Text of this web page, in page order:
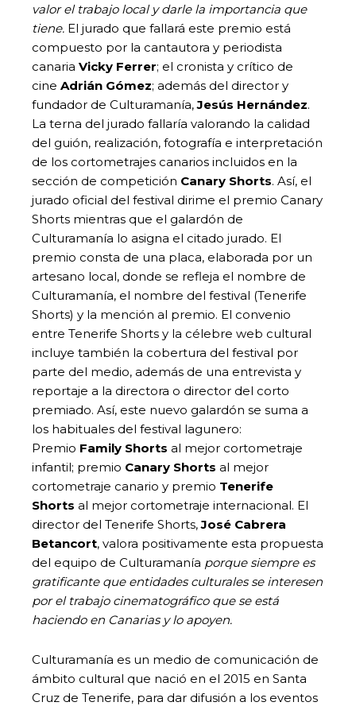
valor el trabajo local y darle la importancia que
tiene. El jurado que fallará este premio está
compuesto por la cantautora y periodista
canaria Vicky Ferrer; el cronista y crítico de
cine Adrián Gómez; además del director y
fundador de Culturamanía,Jesús Hernández.
La terna del jurado fallaría valorando la calidad
del guión, realización, fotografía e interpretación
de los cortometrajes canarios incluidos en la
sección de competición Canary Shorts. Así, el
jurado oficial del festival dirime el premio Canary
Shorts mientras que el galardón de
Culturamanía lo asigna el citado jurado. El
premio consta de una placa, elaborada por un
artesano local, donde se refleja el nombre de
Culturamanía, el nombre del festival (Tenerife
Shorts) y la mención al premio. El convenio
entre Tenerife Shorts y la célebre web cultural
incluye también la cobertura del festival por
parte del medio, además de una entrevista y
reportaje a la directora o director del corto
premiado. Así, este nuevo galardón se suma a
los habituales del festival lagunero:
Premio Family Shorts al mejor cortometraje
infantil; premio Canary Shorts al mejor
cortometraje canario y premio Tenerife
Shorts al mejor cortometraje internacional. El
director del Tenerife Shorts,José Cabrera
Betancort, valora positivamente esta propuesta
del equipo de Culturamanía porque siempre es
gratificante que entidades culturales se interesen
por el trabajo cinematográfico que se está
haciendo en Canarias y lo apoyen.
Culturamanía es un medio de comunicación de
ámbito cultural que nació en el 2015 en Santa
Cruz de Tenerife, para dar difusión a los eventos